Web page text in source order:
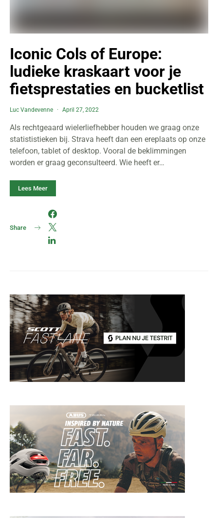
Iconic Cols of Europe:
ludieke kraskaart voor je
fietsprestaties en bucketlist
Luc Vandevenne April 27, 2022
Als rechtgeaard wielerliefhebber houden we graag onze
statististieken bij. Strava heeft dan een ereplaats op onze
telefoon, tablet of desktop. Vooral de beklimmingen
worden er graag geconsulteerd. Wie heeft er…
Lees Meer
Share